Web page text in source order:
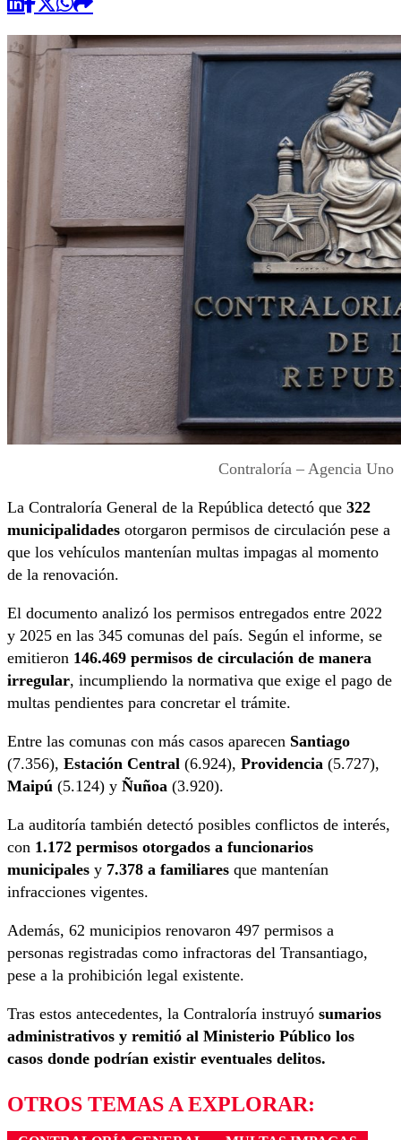
Contraloría – Agencia Uno
La Contraloría General de la República detectó que 322
municipalidades otorgaron permisos de circulación pese a
que los vehículos mantenían multas impagas al momento
de la renovación.
El documento analizó los permisos entregados entre 2022
y 2025 en las 345 comunas del país. Según el informe, se
emitieron 146.469 permisos de circulación de manera
irregular, incumpliendo la normativa que exige el pago de
multas pendientes para concretar el trámite.
Entre las comunas con más casos aparecen Santiago
(7.356), Estación Central (6.924), Providencia (5.727),
Maipú (5.124) y Ñuñoa (3.920).
La auditoría también detectó posibles conflictos de interés,
con 1.172 permisos otorgados a funcionarios
municipales y 7.378 a familiares que mantenían
infracciones vigentes.
Además, 62 municipios renovaron 497 permisos a
personas registradas como infractoras del Transantiago,
pese a la prohibición legal existente.
Tras estos antecedentes, la Contraloría instruyó sumarios
administrativos y remitió al Ministerio Público los
casos donde podrían existir eventuales delitos.
OTROS TEMAS A EXPLORAR: